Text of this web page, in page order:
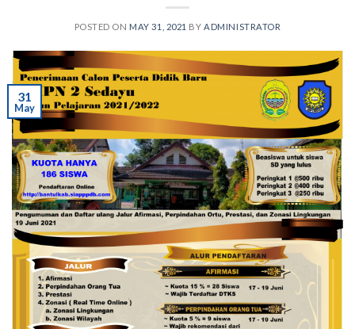
POSTED ON MAY 31, 2021 BYADMINISTRATOR
31
May